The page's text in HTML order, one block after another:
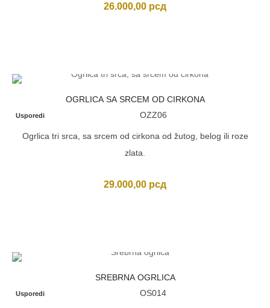
26.000,00 рсд
OGRLICA SA SRCEM OD CIRKONA
Usporedi OZZ06
Ogrlica tri srca, sa srcem od cirkona od žutog, belog ili roze
zlata.
29.000,00 рсд
SREBRNA OGRLICA
Usporedi OS014